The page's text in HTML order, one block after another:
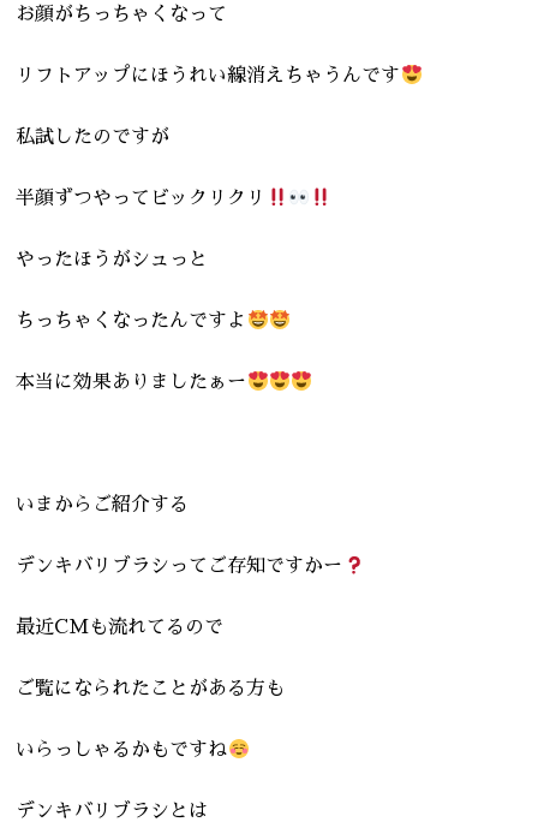
お顔がちっちゃくなって
リフトアップにほうれい線消えちゃうんです
私試したのですが
半顔ずつやってビックリクリ
やったほうがシュっと
ちっちゃくなったんですよ
本当に効果ありましたぁー
いまからご紹介する
デンキバリブラシってご存知ですかー
最近CMも流れてるので
ご覧になられたことがある方も
いらっしゃるかもですね
デンキバリブラシとは